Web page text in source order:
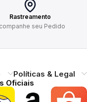
Rastreamento
seu Pedido
Políticas & Legal
Oficiais